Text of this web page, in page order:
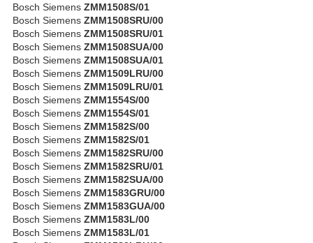
Bosch Siemens ZMM1508S/01
Bosch Siemens ZMM1508SRU/00
Bosch Siemens ZMM1508SRU/01
Bosch Siemens ZMM1508SUA/00
Bosch Siemens ZMM1508SUA/01
Bosch Siemens ZMM1509LRU/00
Bosch Siemens ZMM1509LRU/01
Bosch Siemens ZMM1554S/00
Bosch Siemens ZMM1554S/01
Bosch Siemens ZMM1582S/00
Bosch Siemens ZMM1582S/01
Bosch Siemens ZMM1582SRU/00
Bosch Siemens ZMM1582SRU/01
Bosch Siemens ZMM1582SUA/00
Bosch Siemens ZMM1583GRU/00
Bosch Siemens ZMM1583GUA/00
Bosch Siemens ZMM1583L/00
Bosch Siemens ZMM1583L/01